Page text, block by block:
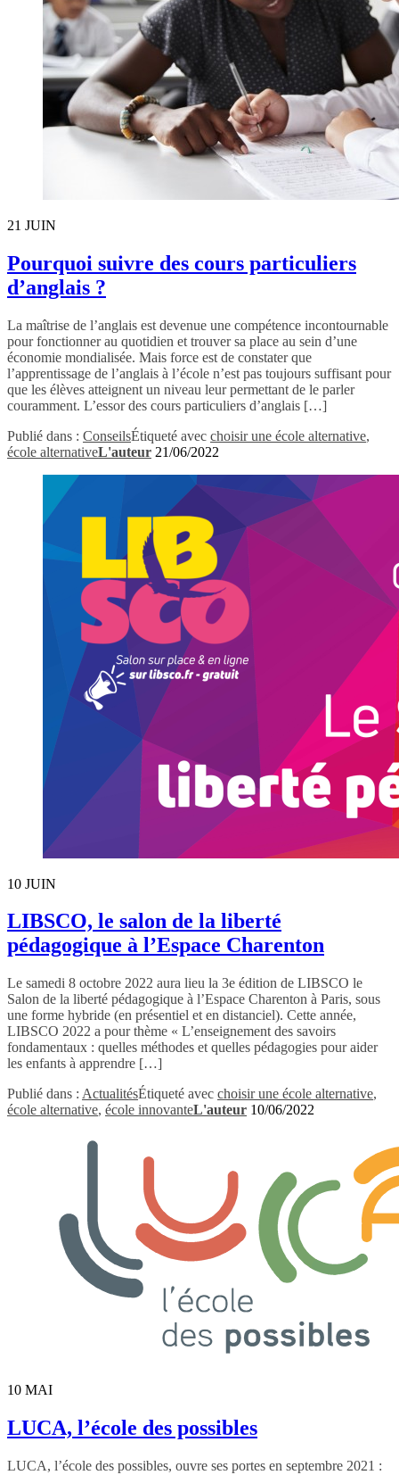
21 JUIN
Pourquoi suivre des cours particuliers
d’anglais ?
La maîtrise de l’anglais est devenue une compétence incontournable
pour fonctionner au quotidien et trouver sa place au sein d’une
économie mondialisée. Mais force est de constater que
l’apprentissage de l’anglais à l’école n’est pas toujours suffisant pour
que les élèves atteignent un niveau leur permettant de le parler
couramment. L’essor des cours particuliers d’anglais […]
Publié dans : ConseilsÉtiqueté avec choisir une école alternative,
école alternativeL'auteur 21/06/2022
10 JUIN
LIBSCO, le salon de la liberté
pédagogique à l’Espace Charenton
Le samedi 8 octobre 2022 aura lieu la 3e édition de LIBSCO le
Salon de la liberté pédagogique à l’Espace Charenton à Paris, sous
une forme hybride (en présentiel et en distanciel). Cette année,
LIBSCO 2022 a pour thème « L’enseignement des savoirs
fondamentaux : quelles méthodes et quelles pédagogies pour aider
les enfants à apprendre […]
Publié dans : ActualitésÉtiqueté avec choisir une école alternative,
école alternative, école innovanteL'auteur 10/06/2022
10 MAI
LUCA, l’école des possibles
LUCA, l’école des possibles, ouvre ses portes en septembre 2021 :